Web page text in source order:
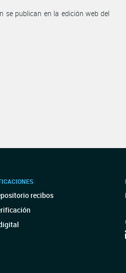
se publican en la edición web del
recibos